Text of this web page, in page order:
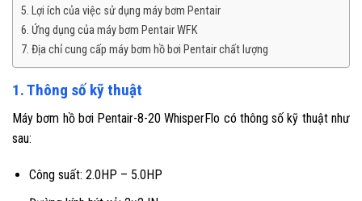
5. Lợi ích của việc sử dụng máy bơm Pentair
6. Ứng dụng của máy bơm Pentair WFK
7. Địa chỉ cung cấp máy bơm hồ bơi Pentair chất lượng
1. Thông số kỹ thuật
Máy bơm hồ bơi Pentair-8-20 WhisperFlo có thông số kỹ thuật như
sau:
Công suất: 2.0HP – 5.0HP